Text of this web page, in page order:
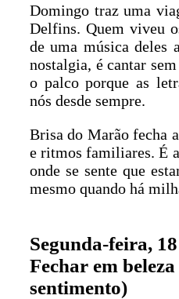
Domingo traz uma
Delfins. Quem viveu
de uma música deles
nostalgia, é cantar
o palco porque as
nós desde sempre.
Brisa do Marão fecha
e ritmos familiares. É
onde se sente que
mesmo quando há
Segunda-feira,
Fechar em beleza
sentimento)